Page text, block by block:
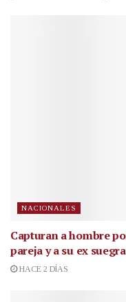
NACIONALES
Capturan a hombre
pareja y a su ex
HACE 2 DÍAS